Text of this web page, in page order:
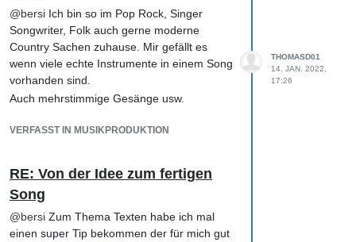
anzumelden und die Sache systematisch
anzugehen.
Übrigens, ich bin auch aus Österreich :)
allerdings aus dem schönen kleinen
Vorarlberg. Ich find das super dass man sich
hier so connecten kann TOP.
Songideen/Projekte immer so?
@bersi Ich bin so im Pop Rock, Singer
Songwriter, Folk auch gerne moderne
Country Sachen zuhause. Mir gefällt es
wenn viele echte Instrumente in einem Song
vorhanden sind.
Auch mehrstimmige Gesänge usw.
VERFASST IN MUSIKPRODUKTION
THOMASD01
14. JAN. 2022,
17:26
RE: Von der Idee zum fertigen
Song
@bersi Zum Thema Texten habe ich mal
einen super Tip bekommen der für mich gut